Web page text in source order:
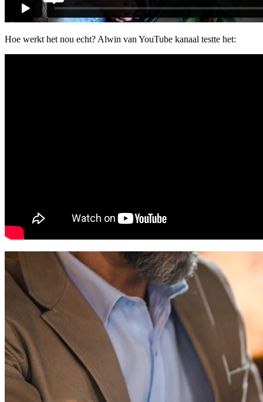
Hoe werkt het nou echt? Alwin van YouTube kanaal testte het: